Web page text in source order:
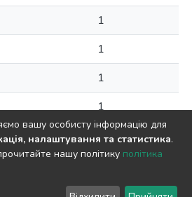
1
1
1
1
End User Send
вашу особисту інформацію для
налаштування та статистика.
нашу політику політика